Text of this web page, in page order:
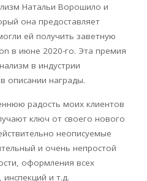
Натальи Ворошило и
она предоставляет
ей получить заветную
в июне 2020-го. Эта премия
в индустрии
описании награды.
радость моих клиентов
ключ от своего нового
неописуемые
и очень непростой
оформления всех
и т.д.